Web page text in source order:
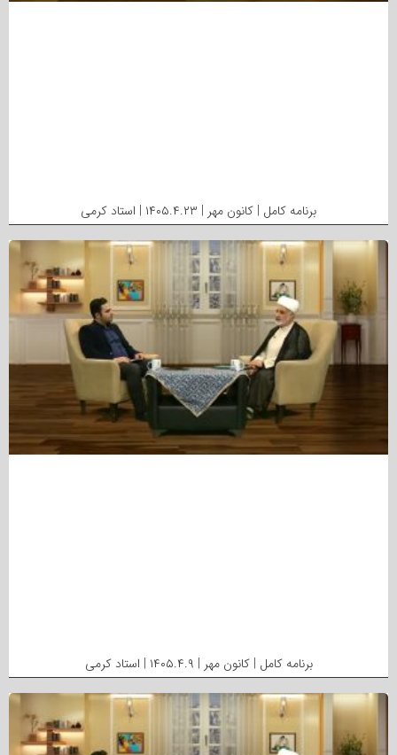
برنامه کامل | کانون مهر | ۱۴۰۵.۴.۲۳ | استاد کرمی
برنامه کامل | کانون مهر | ۱۴۰۵.۴.۹ | استاد کرمی